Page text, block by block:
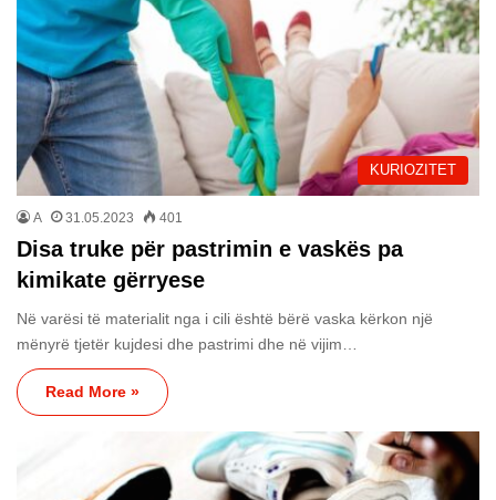
KURIOZITET
A 31.05.2023 401
Disa truke për pastrimin e vaskës pa
kimikate gërryese
Në varësi të materialit nga i cili është bërë vaska kërkon një
mënyrë tjetër kujdesi dhe pastrimi dhe në vijim…
Read More »